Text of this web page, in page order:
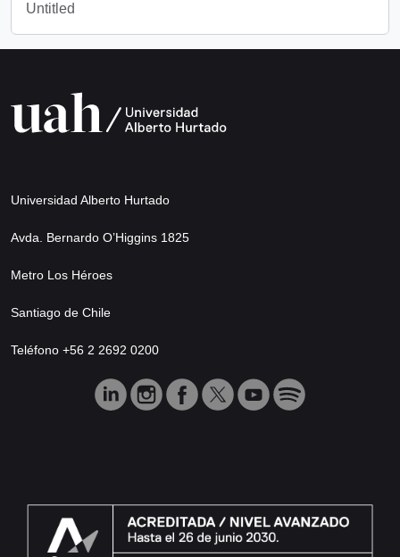
Untitled
Universidad Alberto Hurtado
Avda. Bernardo O’Higgins 1825
Metro Los Héroes
Santiago de Chile
Teléfono +56 2 2692 0200